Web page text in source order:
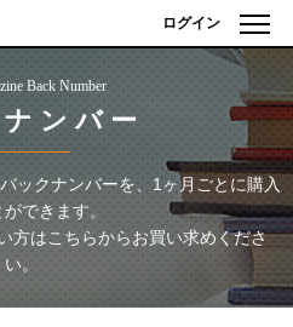
ログイン
Back Number
ンバー
ックナンバーを、1ヶ月ごとに購入
できます。
方はこちらからお買い求めくださ
い。